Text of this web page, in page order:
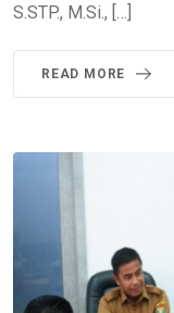
S.STP., M.Si., […]
READ MORE